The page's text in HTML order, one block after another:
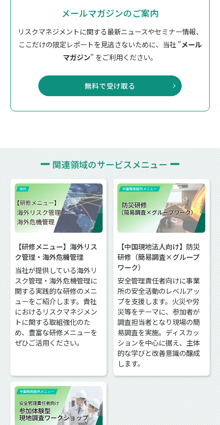
メールマガジンのご案内
リスクマネジメントに関する最新ニュースやセミナー情報、
ここだけの限定レポートを見逃さないために、 当社 "メール
マガジン" をご利用ください。
無料で受け取る
関連領域のサービスメニュー
【研修メニュー】海外リス
ク管理・海外危機管理
当社が提供している海外リ
スク管理・海外危機管理に
関する実践的な研修のメニ
ューをご紹介します。貴社
におけるリスクマネジメン
トに関する取組強化のた
め、豊富な研修メニューを
ぜひご活用ください。
【中国現地法人向け】防災
研修（簡易調査×グループ
ワーク）
安全管理責任者向けに事業
所の安全活動のレベルアッ
プを支援します。火災や労
災等をテーマに、参加者が
調査担当者となり現場の簡
易調査を実施。ディスカッ
ションを中心に据え、主体
的な学びと改善意識の醸成
します。